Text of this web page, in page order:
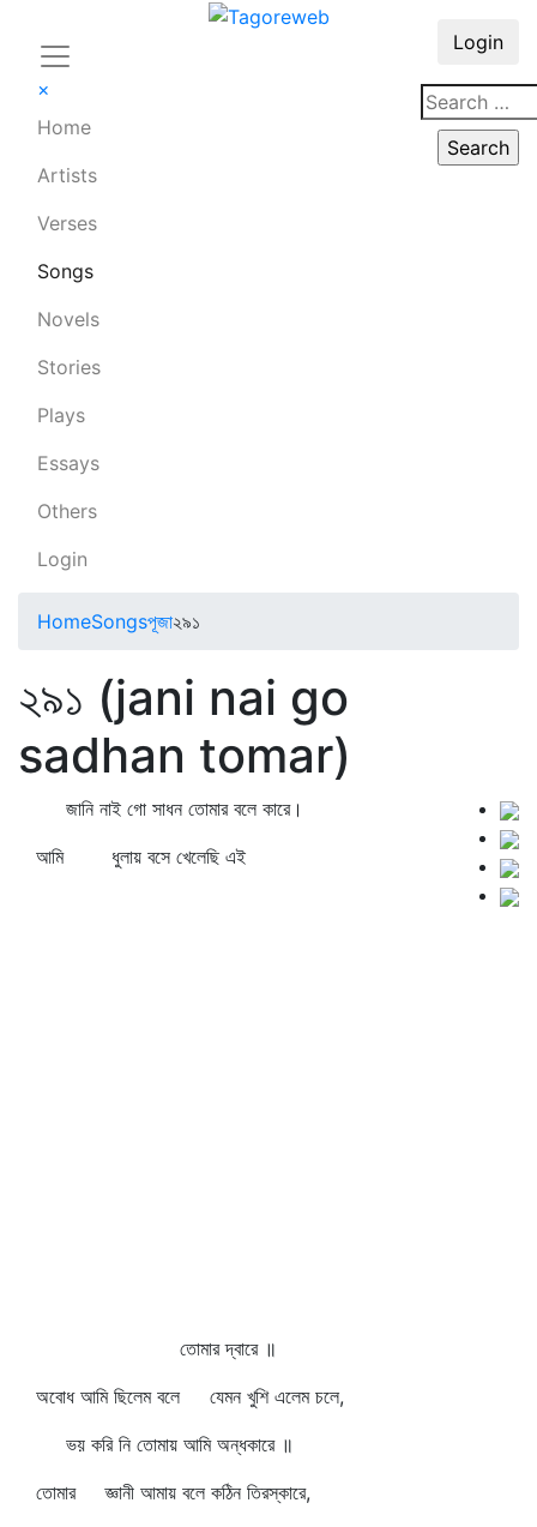
×
Home
Artists
Verses
Songs
Novels
Stories
Plays
Essays
Others
Login
Login
HomeSongsপূজা২৯১
২৯১ (jani nai go
sadhan tomar)
জানি নাই গো সাধন তোমার বলে কারে।
আমি ধুলায় বসে খেলেছি এই
তোমার দ্বারে ॥
অবোধ আমি ছিলেম বলে যেমন খুশি এলেম চলে,
ভয় করি নি তোমায় আমি অন্ধকারে ॥
তোমার জ্ঞানী আমায় বলে কঠিন তিরস্কারে,